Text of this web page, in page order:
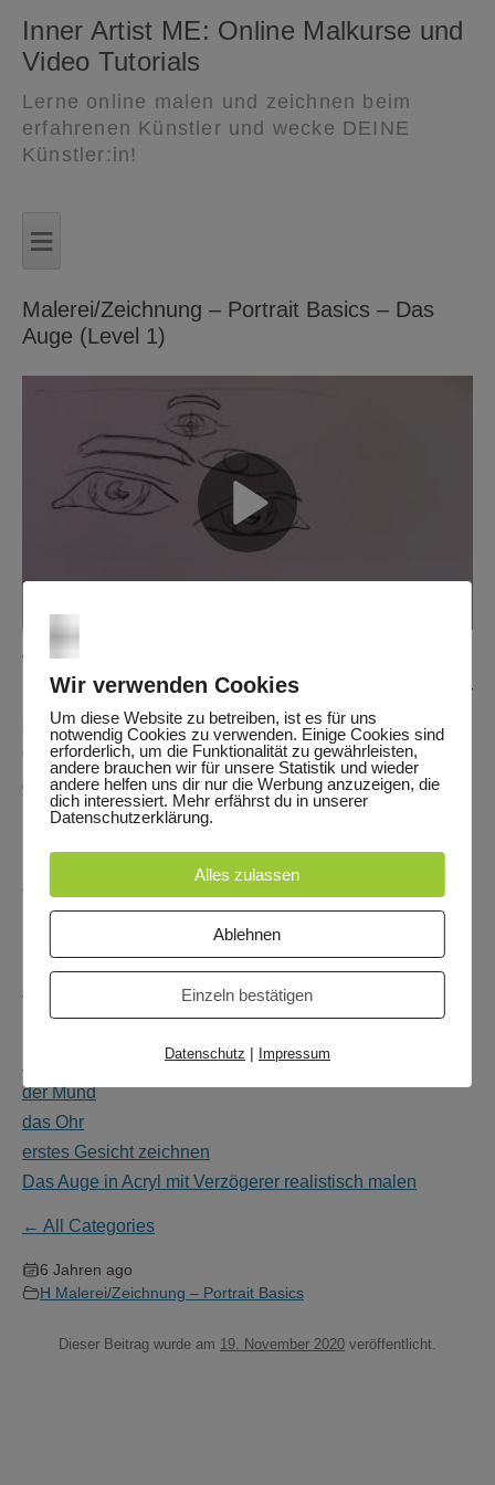
Inner Artist ME: Online Malkurse und
Video Tutorials
Lerne online malen und zeichnen beim
erfahrenen Künstler und wecke DEINE
Künstler:in!
≡
Malerei/Zeichnung – Portrait Basics – Das
Auge (Level 1)
Play
Video
Wie jede andere Teilform des Gesichtes (wie z.B. der
Mund, die Nase, das Ohr) besitzen auch die Augen die für
sie typischen Merkmale. Um möglichst viele
gestalterische Freiräume beim Zeichnen und Malen von
Augen nutzen zu können, sollten wir zuallererst die
Klischeedarstellungen kennen.
Material:
Zeichenkohle (natur, verschiedene Stärken, kein Stift),
Skizzenblock (mind. A3, feine Oberfläcke, nicht zu dünn)
Download-Skript:
Nasenbasiskonstruktion
der Mund
das Ohr
erstes Gesicht zeichnen
Das Auge in Acryl mit Verzögerer realistisch malen
← All Categories
6 Jahren ago
H Malerei/Zeichnung – Portrait Basics
Dieser Beitrag wurde am 19. November 2020 veröffentlicht.
Wir verwenden Cookies
Um diese Website zu betreiben, ist es für uns
notwendig Cookies zu verwenden. Einige Cookies sind
erforderlich, um die Funktionalität zu gewährleisten,
andere brauchen wir für unsere Statistik und wieder
andere helfen uns dir nur die Werbung anzuzeigen, die
dich interessiert. Mehr erfährst du in unserer
Datenschutzerklärung.
Alles zulassen
Ablehnen
Einzeln bestätigen
Datenschutz | Impressum